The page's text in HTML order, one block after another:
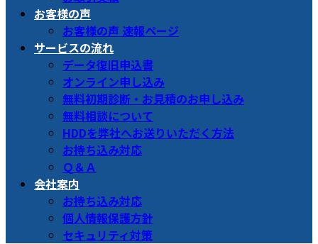
お客様の声
お客様の声 速報ページ
サービスの流れ
データ復旧申込書
オンライン申し込み
無料初期診断・お見積のお申し込み
無料相談について
HDDを弊社へお送りいただく方法
お持ち込み対応
Ｑ＆Ａ
会社案内
お持ち込み対応
個人情報保護方針
セキュリティ対策